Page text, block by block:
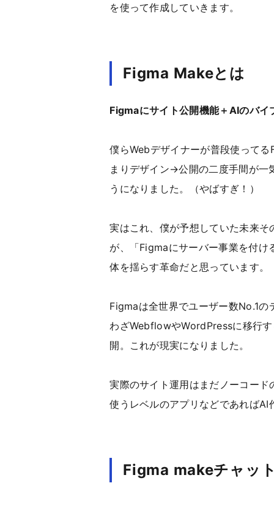
を使って作成していきます。
Figma Makeとは
Figmaにサイト公開機能＋AIのバイ
僕らWebデザイナーが普段使って
まりデザイン→公開の二度手間が一
うになりました。（やばすぎ！）
実はこれ、僕が予想していた未来
が、「Figmaにサーバー事業を付
体を揺らす革命だと思っています。
Figmaは全世界でユーザー数No.1
わざWebflowやWordPressに移行
開。これが現実になりました。
実際のサイト運用はまだノーコー
使うレベルのアプリなどであれば
Figma makeチャッ